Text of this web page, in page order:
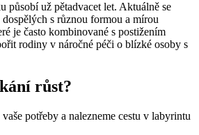
působí už pětadvacet let. Aktuálně se
s různou formou a mírou
je často kombinované s postižením
rodiny v náročné péči o blízké osoby s
růst?
potřeby a nalezneme cestu v labyrintu